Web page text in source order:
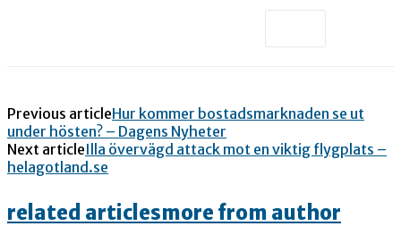
Previous articleHur kommer bostadsmarknaden se ut
under hösten? – Dagens Nyheter
Next articleIlla övervägd attack mot en viktig flygplats –
helagotland.se
related articlesmore from author